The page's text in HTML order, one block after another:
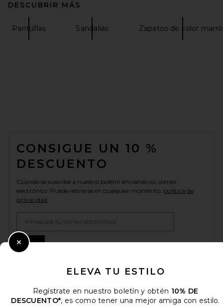
DESCUBRIR MÁS
Pantuflas Sandalias Zapatos de color
CONSIGUE UN 10 %
DESCUENTO
Cuando se suscribe a nuestro boletín enviando su correo
electrónico. Puede retirarse en cualquier momento. política de
privacidad
Sign Up
Change Country Regions
es USD
ELEVA TU ESTILO
Regístrate en nuestro boletín y obtén 10% DE
DESCUENTO*, es como tener una mejor amiga con estilo.
Close Modal